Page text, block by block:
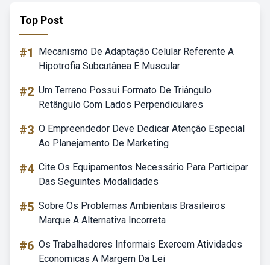
Top Post
#1
Mecanismo De Adaptação Celular Referente A
Hipotrofia Subcutânea E Muscular
#2 Um Terreno Possui Formato De Triângulo
Retângulo Com Lados Perpendiculares
#3 O Empreendedor Deve Dedicar Atenção Especial
Ao Planejamento De Marketing
#4 Cite Os Equipamentos Necessário Para Participar
Das Seguintes Modalidades
#5 Sobre Os Problemas Ambientais Brasileiros
Marque A Alternativa Incorreta
#6 Os Trabalhadores Informais Exercem Atividades
Economicas A Margem Da Lei